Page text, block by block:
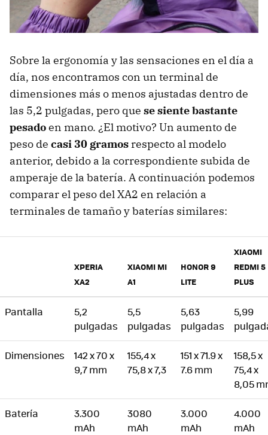
Sobre la ergonomía y las sensaciones en el día a
día, nos encontramos con un terminal de
dimensiones más o menos ajustadas dentro de
las 5,2 pulgadas, pero que se siente bastante
pesadoen mano. ¿El motivo? Un aumento de
peso de casi 30 gramos respecto al modelo
anterior, debido a la correspondiente subida de
amperaje de la batería. A continuación podemos
comparar el peso del XA2 en relación a
terminales de tamaño y baterías similares:
XPERIA
XA2
XIAOMI MI
A1
HONOR 9
LITE
XIAOMI
REDMI 5
PLUS
Pantalla
5,2
pulgadas
5,5
pulgadas
5,63
pulgadas
5,99
Dimensiones
142 x 70 x
9,7 mm
155,4 x
75,8 x 7,3
151 x 71.9 x
7.6 mm
158,5 x
75,4 x
8,05
Batería
3.300
mAh
3080
mAh
3.000
mAh
4.000
mAh